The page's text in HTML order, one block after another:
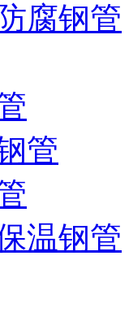
腐钢管
管
温钢管